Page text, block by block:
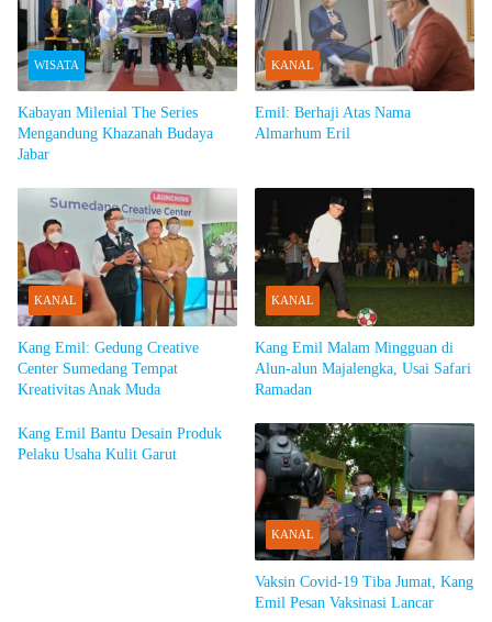
WISATA
Kabayan Milenial The Series
Mengandung Khazanah Budaya
Jabar
KANAL
Emil: Berhaji Atas Nama
Almarhum Eril
KANAL
Kang Emil: Gedung Creative
Center Sumedang Tempat
Kreativitas Anak Muda
KANAL
Kang Emil Malam Mingguan di
Alun-alun Majalengka, Usai Safari
Ramadan
Kang Emil Bantu Desain Produk
Pelaku Usaha Kulit Garut
KANAL
Vaksin Covid-19 Tiba Jumat, Kang
Emil Pesan Vaksinasi Lancar